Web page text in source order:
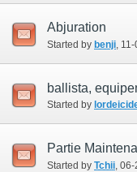
Abjuration
Started by benji ‎,
ballista,
Started by
Partie
Started by Tchii ‎,